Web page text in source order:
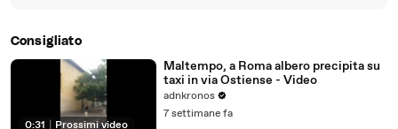
Consigliato
0:31 Prossimi video
Maltempo, a Roma albero precipita su
taxi in via Ostiense - Video
adnkronos
7 settimane fa